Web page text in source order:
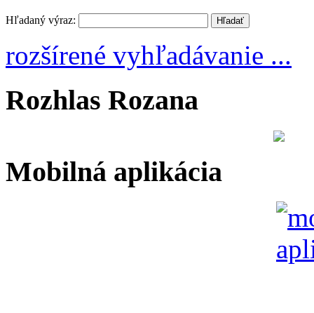
Hľadaný výraz:
rozšírené vyhľadávanie ...
Rozhlas Rozana
Mobilná aplikácia